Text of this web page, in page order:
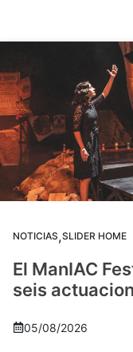
NOTICIAS,SLIDER HOME
El ManIAC
seis
05/08/2026